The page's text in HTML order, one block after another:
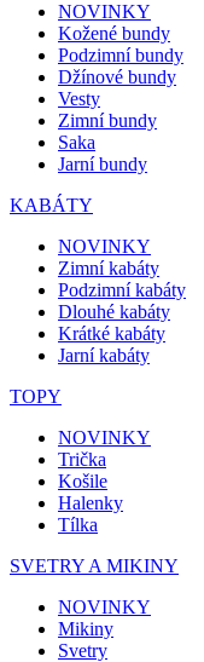
NOVINKY
Kožené bundy
Podzimní bundy
Džínové bundy
Vesty
Zimní bundy
Saka
Jarní bundy
KABÁTY
NOVINKY
Zimní kabáty
Podzimní kabáty
Dlouhé kabáty
Krátké kabáty
Jarní kabáty
TOPY
NOVINKY
Trička
Košile
Halenky
Tílka
SVETRY A MIKINY
NOVINKY
Mikiny
Svetry